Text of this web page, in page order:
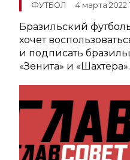
ФУТБОЛ 4 марта 2022
Бразильский
хочет
и подписать
«Зенита» и «Шахтера».